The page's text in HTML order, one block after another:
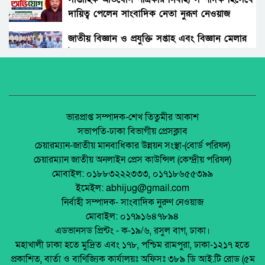
খাগড়াছড়ি সেনা জোন কর্তৃক ছা্‌ত্রছাত্রীদের মাঝে
খেলার সামগ্রী বিতরণ
ভোগান্তি দর্শকদের
দুমকি উপজেলা ফুটবল টুর্নামেন্ট-২০২৪ উদ্বোধন
পটুয়াখালী ভার্সিটিতে আন্ত:অনুষদীয় ফুটবলে চ্যাম্পিয়ন
কৃষি অনুষদ
নাসুমকে টাইগার্স ক্যাম্পে জায়গা দিল বিসিবি
দায়িত্ব পেলেন সাংবাদিক নেতা নুরূণ নেওয়াজ
জাতীয় বিজ্ঞান ও প্রযুক্তি সপ্তাহ এবং বিজ্ঞান মেলার
জেলা আইন-শৃৃঙ্খলা কমিটির মাসিক সভা অনুষ্ঠিত।
পলাশবাড়ীতে এমইপি গ্রুপের মতবিনিময় সভা
অনুষ্ঠিত।
জুলাই সনদ বাস্তবায়ন নিয়ে প্রশ্ন: রংপুরে ১১ দলের
বিক্ষোভ
মালয়েশিয়ায় ইমিগ্রেশনের অভিযানে বাংলাদেশিসহ
২৪ অবৈধ অভিবাসী আটক
ভারপ্রাপ্ত সম্পাদক-শেখ তিতুমীর আকাশ
সভাপতি-ঢাকা বিভাগীয় প্রেসক্লাব
চেয়ারম্যান-জাতীয় মানবাধিকার উন্নয়ন সংস্থা-(বোর্ড পরিষদ)
চেয়ারম্যান জাতীয় অনলাইন প্রেস কাউন্সিল (কেন্দ্রীয় পরিষদ)
মোবাইল: ০১৮৮৩২২২৩৩৩, ০১৭১৮৬৫৫৩৯৯
ইমেইল: abhijug@gmail.com
নির্বাহী সম্পাদক- সাংবাদিক নুরুণ নেওয়াজ
মোবাইল: ০১৭৯১৬৪৭৮৯৪
এডভানসড প্রিন্টং - ক-১৯/৬, রসুল বাগ, ঢাকা।
মহাখালী ঢাকা হতে মুদ্রিত এবং ১৭৮, পশ্চিম রামপুরা, ঢাকা-১২১৭ হতে
প্রকাশিত, বার্তা ও বাণিজ্যিক কার্যালয়ঃ অফিসঃ ৩৮৯ ডি আই.টি রোড (৫ম